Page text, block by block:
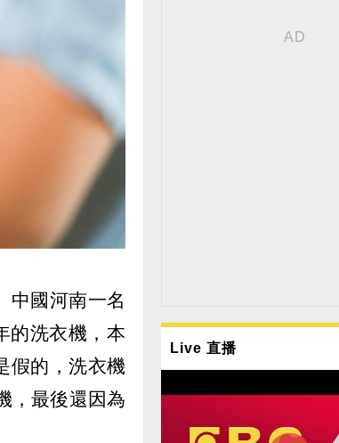
中國河南一名
的洗衣機，本
假的，洗衣機
，最後還因為
Live 直播